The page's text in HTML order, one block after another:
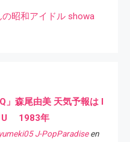
の昭和アイドル showa
」森尾由美 天気予報は I
U 1983年
yumeki05 J-PopParadiseen